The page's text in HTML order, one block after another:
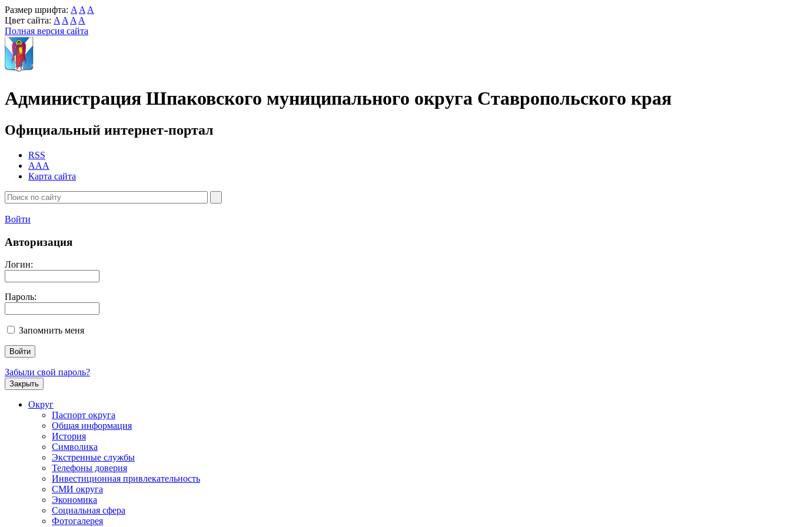
Размер шрифта: A A A
Цвет сайта: A A A A
Полная версия сайта
Администрация Шпаковского муниципального округа Ставропольского края
Официальный интернет-портал
RSS
AAA
Карта сайта
Войти
Авторизация
Логин:
Пароль:
Запомнить меня
Забыли свой пароль?
Закрыть
Округ
Паспорт округа
Общая информация
История
Символика
Экстренные службы
Телефоны доверия
Инвестиционная привлекательность
СМИ округа
Экономика
Социальная сфера
Фотогалерея